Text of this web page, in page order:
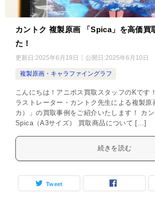
カントク 複製原画 「Spica」を高価買
た！
更新日:2025年6月19日 公開日:2025年6月10日
複製原画・キャラファイングラフ
こんにちは！アニポス買取スタッフのKです
ラストレーター・カントク先生による複製
カ）」の買取事例をご紹介いたします！ カ
Spica（A3サイズ） 買取商品について […]
続きを読む
Tweet